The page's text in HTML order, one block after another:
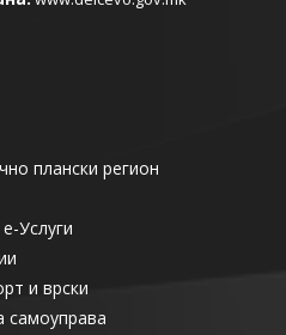
плански регион
Услуги
и врски
самоуправа